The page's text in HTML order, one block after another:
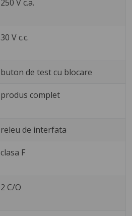
250 V c.a.
30 V c.c.
buton de test cu blocare
produs complet
releu de interfata
clasa F
2 C/O